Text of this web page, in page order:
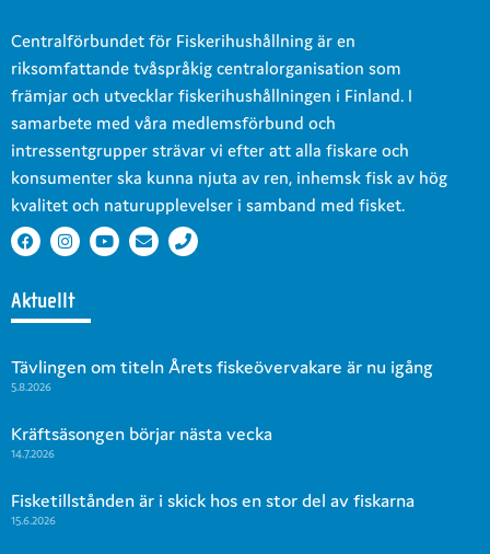
Centralförbundet för Fiskerihushållning är en
riksomfattande tvåspråkig centralorganisation som
främjar och utvecklar fiskerihushållningen i Finland. I
samarbete med våra medlemsförbund och
intressentgrupper strävar vi efter att alla fiskare och
konsumenter ska kunna njuta av ren, inhemsk fisk av hög
kvalitet och naturupplevelser i samband med fisket.
Aktuellt
Tävlingen om titeln Årets fiskeövervakare är nu igång
5.8.2026
Kräftsäsongen börjar nästa vecka
14.7.2026
Fisketillstånden är i skick hos en stor del av fiskarna
15.6.2026